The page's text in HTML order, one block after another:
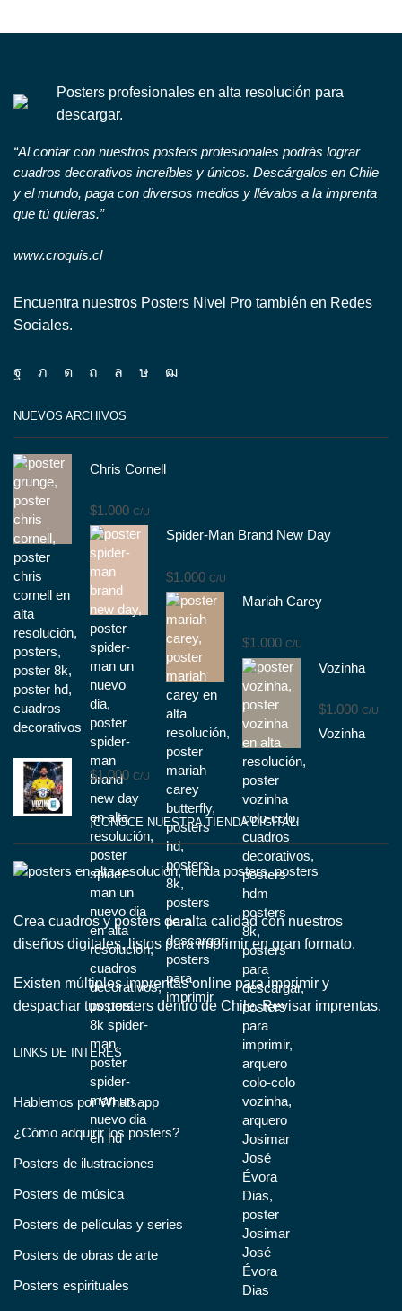
Posters profesionales en alta resolución para
descargar.
“Al contar con nuestros posters profesionales podrás lograr
cuadros decorativos increíbles y únicos. Descárgalos en Chile
y el mundo, paga con diversos medios y llévalos a la imprenta
que tú quieras.”
www.croquis.cl
Encuentra nuestros Posters Nivel Pro también en Redes
Sociales.
Facebook
TwitterInstagram
Pinterest
Whatsapp
Tik-
Youtube
NUEVOS ARCHIVOS
Chris Cornell
$1.000 C/U
Spider-Man Brand New Day
$1.000 C/U
Mariah Carey
$1.000 C/U
Vozinha
$1.000 C/U
Vozinha
$1.000 C/U
¡CONOCE NUESTRA TIENDA DIGITAL!
Crea cuadros y posters de alta calidad con nuestros
diseños digitales, listos para imprimir en gran formato.
Existen múltiples imprentas online para imprimir y
despachar tus posters dentro de Chile.Revisar imprentas.
LINKS DE INTERÉS
Hablemos por Whatsapp
¿Cómo adquirir los posters?
Posters de ilustraciones
Posters de música
Posters de películas y series
Posters de obras de arte
Posters espirituales